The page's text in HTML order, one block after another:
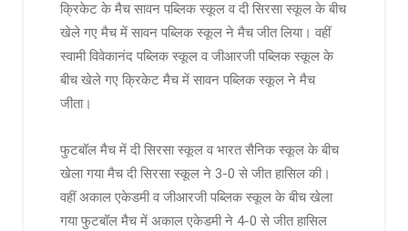
क्रिकेट के मैच सावन पब्लिक स्कूल व दी सिरसा स्कूल के बीच
खेले गए मैच में सावन पब्लिक स्कूल ने मैच जीत लिया। वहीं
स्वामी विवेकानंद पब्लिक स्कूल व जीआरजी पब्लिक स्कूल के
बीच खेले गए क्रिकेट मैच में सावन पब्लिक स्कूल ने मैच
जीता।
फुटबॉल मैच में दी सिरसा स्कूल व भारत सैनिक स्कूल के बीच
खेला गया मैच दी सिरसा स्कूल ने 3-0 से जीत हासिल की।
वहीं अकाल एकेडमी व जीआरजी पब्लिक स्कूल के बीच खेला
गया फुटबॉल मैच में अकाल एकेडमी ने 4-0 से जीत हासिल